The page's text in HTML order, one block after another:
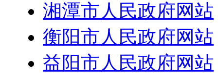
湘潭市人民政府网站
衡阳市人民政府网站
益阳市人民政府网站